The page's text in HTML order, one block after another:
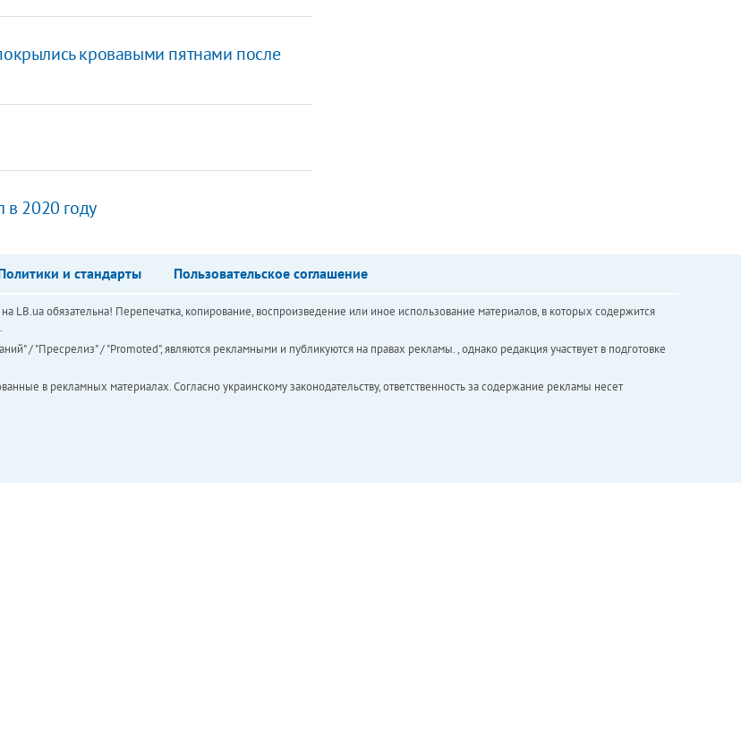
кровавыми пятнами после
в 2020 году
и стандарты Пользовательское соглашение
LB.ua обязательна! Перепечатка, копирование, воспроизведение или иное использование материалов, в которых содержится
/ "Пресрелиз" / "Promoted", являются рекламными и публикуются на правах рекламы. , однако редакция участвует в подготовке
в рекламных материалах. Согласно украинскому законодательству, ответственность за содержание рекламы несет